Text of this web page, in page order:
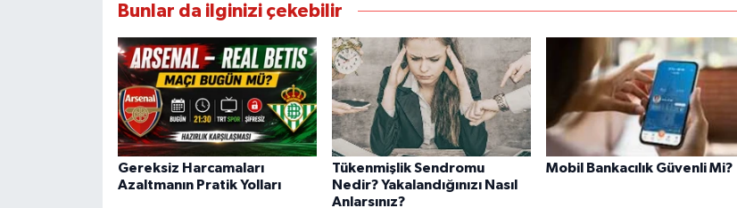
Bunlar da ilginizi çekebilir
Gereksiz Harcamaları
Azaltmanın Pratik Yolları
Tükenmişlik Sendromu
Nedir? Yakalandığınızı Nasıl
Anlarsınız?
Mobil Bankacılık Güvenli Mi?